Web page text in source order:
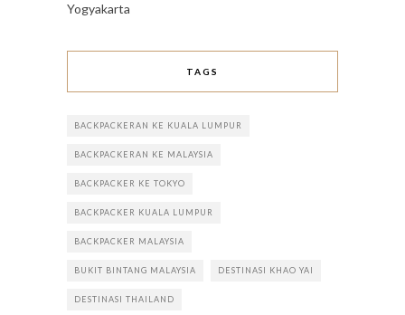
Yogyakarta
TAGS
BACKPACKERAN KE KUALA LUMPUR
BACKPACKERAN KE MALAYSIA
BACKPACKER KE TOKYO
BACKPACKER KUALA LUMPUR
BACKPACKER MALAYSIA
BUKIT BINTANG MALAYSIA DESTINASI KHAO YAI
DESTINASI THAILAND